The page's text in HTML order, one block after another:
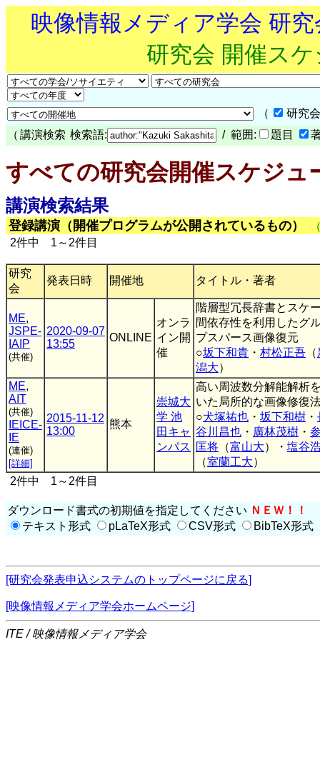
映像情報メディア学会 研
研究会 開催ス
（
研究
（ 講演検索 検索語: / 範囲: 題目
すべての研究会開催スケジュ
講演検索結果
登録講演（開催プログラムが公開されているもの）
2件中 1～2件目
研究
会
発表日時 開催地 タイトル・著者
ME,
JSPE-
IAIP
(共催)
2020-09-07
13:55
ONLINE
オンラ
イン開
催
階層型冗長辞書とスケ
間依存性を利用したグ
プスパース画像復元
○坂下和貴 ・ 村松正吾 （
潟大）
ME,
AIT
(共催)
IEICE-
IE
(連催)
[詳細]
2015-11-12
13:00
熊本
崇城大
学 池
田キャ
ンパス
高い周波数分解能解析
いた局所的な画像修復
○犬塚祐也 ・ 坂下和樹 ・
谷川昌也 ・ 廣林茂樹 ・
匡将 （富山大）・ 塩谷
（室蘭工大）
2件中 1～2件目
ダウンロード書式の初期値を指定してください ＮＥＷ！！
テキスト形式
pLaTeX形式 CSV形式 BibTeX形式
[研究会発表申込システムのトップページに戻る]
[映像情報メディア学会ホームページ]
ITE / 映像情報メディア学会